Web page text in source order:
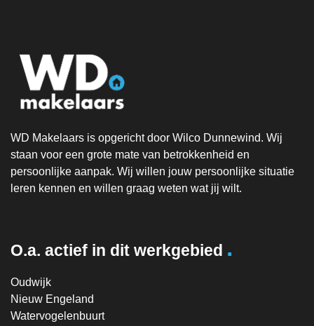
WD Makelaars is opgericht door Wilco Dunnewind. Wij
staan voor een grote mate van betrokkenheid en
persoonlijke aanpak. Wij willen jouw persoonlijke situatie
leren kennen en willen graag weten wat jij wilt.
O.a. actief in dit werkgebied .
Oudwijk
Nieuw Engeland
Watervogelenbuurt